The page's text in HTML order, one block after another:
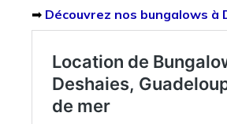
➡ Découvrez nos bungalows à